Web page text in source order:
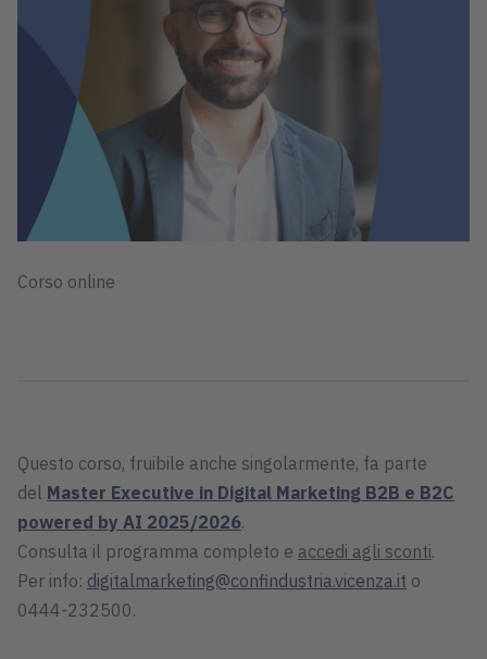
Corso online
Questo corso, fruibile anche singolarmente, fa parte
del Master Executive in Digital Marketing B2B e B2C
powered by AI 2025/2026.
Consulta il programma completo e accedi agli sconti.
Per info: digitalmarketing@confindustria.vicenza.it o
0444-232500.